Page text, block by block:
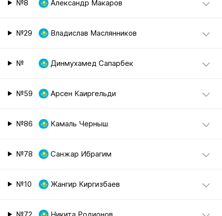
№8 Александр Макаров
№29 Владислав Маслянников
№ Динмухамед Сапарбек
№59 Арсен Каиргельди
№86 Камаль Черныш
№78 Санжар Ибрагим
№10 Жангир Киргизбаев